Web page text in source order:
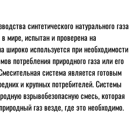
синтетического натурального газа
мире, испытан и проверена на
широко используется при необходимости
потребления природного газа или его
система является готовым
и крупных потребителей. Системы
взрывобезопасную смесь, которая
газ везде, где это необходимо.